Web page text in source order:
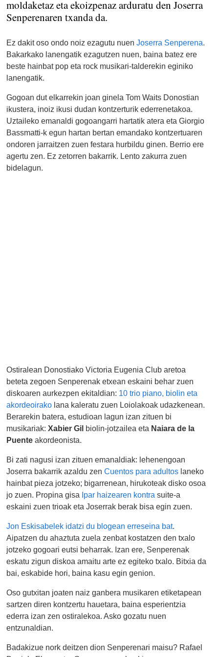
moldaketaz eta ekoizpenaz arduratu den Joserra
Senperenaren txanda da.
Ez dakit oso ondo noiz ezagutu nuenJoserra Senperena.
Bakarkako lanengatik ezagutzen nuen, baina batez ere
beste hainbat pop eta rock musikari-talderekin eginiko
lanengatik.
Gogoan dut elkarrekin joan ginela Tom Waits Donostian
ikustera, inoiz ikusi dudan kontzerturik ederrenetakoa.
Uztaileko emanaldi gogoangarri hartatik atera eta Giorgio
Bassmatti-k egun hartan bertan emandako kontzertuaren
ondoren jarraitzen zuen festara hurbildu ginen. Berrio ere
agertu zen. Ez zetorren bakarrik. Lento zakurra zuen
bidelagun.
Ostiralean Donostiako Victoria Eugenia Club aretoa
beteta zegoen Senperenak etxean eskaini behar zuen
diskoaren aurkezpen ekitaldian: 10 trio piano, biolin eta
akordeoirako lana kaleratu zuen Loiolakoak udazkenean.
Berarekin batera, estudioan lagun izan zituen bi
musikariak:Xabier Gil biolin-jotzailea eta Naiara de la
Puente akordeonista.
Bi zati nagusi izan zituen emanaldiak: lehenengoan
Joserra bakarrik azaldu zenCuentos para adultos laneko
hainbat pieza jotzeko; bigarrenean, hirukoteak disko osoa
jo zuen. Propina gisa Ipar haizearen kontra suite-a
eskaini zuen trioak eta Joserrak berak bisa egin zuen.
Jon Eskisabelek idatzi du blogean erreseina bat.
Aipatzen du ahaztuta zuela zenbat kostatzen den txalo
jotzeko gogoari eutsi beharrak. Izan ere, Senperenak
eskatu zigun diskoa amaitu arte ez egiteko txalo. Bitxia da
bai, eskabide hori, baina kasu egin genion.
Oso gutxitan joaten naiz ganbera musikaren etiketapean
sartzen diren kontzertu hauetara, baina esperientzia
ederra izan zen ostiralekoa. Asko gozatu nuen
entzunaldian.
Badakizue nork deitzen dion Senperenari maisu? Rafael